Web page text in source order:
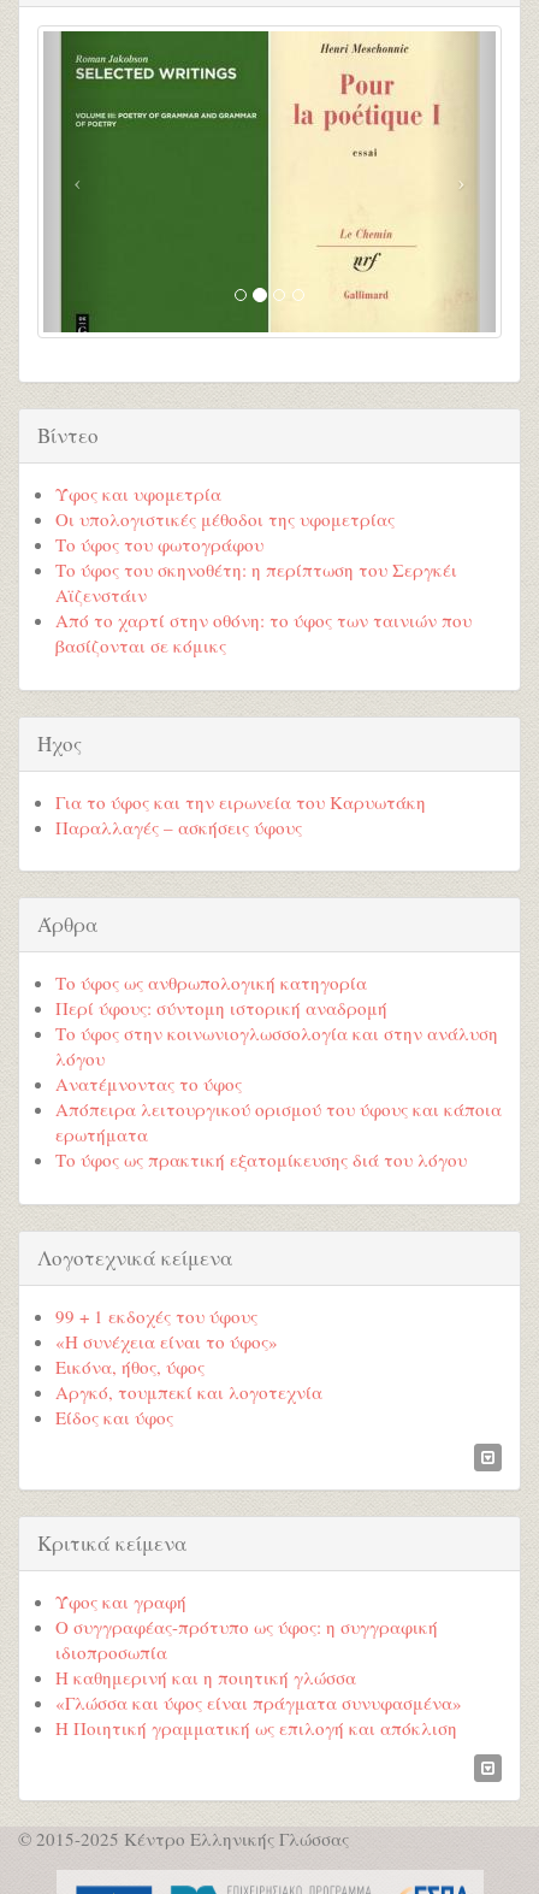
Βίντεο
Ύφος και υφομετρία
Οι υπολογιστικές μέθοδοι της υφομετρίας
Το ύφος του φωτογράφου
Το ύφος του σκηνοθέτη: η περίπτωση του Σεργκέι
Αϊζενστάιν
Από το χαρτί στην οθόνη: το ύφος των ταινιών που
βασίζονται σε κόμικς
Ήχος
Για το ύφος και την ειρωνεία του Καρυωτάκη
Παραλλαγές – ασκήσεις ύφους
Άρθρα
Το ύφος ως ανθρωπολογική κατηγορία
Περί ύφους: σύντομη ιστορική αναδρομή
Το ύφος στην κοινωνιογλωσσολογία και στην ανάλυση
λόγου
Ανατέμνοντας το ύφος
Απόπειρα λειτουργικού ορισμού του ύφους και κάποια
ερωτήματα
Το ύφος ως πρακτική εξατομίκευσης διά του λόγου
Λογοτεχνικά κείμενα
99 + 1 εκδοχές του ύφους
«Η συνέχεια είναι το ύφος»
Εικόνα, ήθος, ύφος
Αργκό, τουμπεκί και λογοτεχνία
Είδος και ύφος
Κριτικά κείμενα
Ύφος και γραφή
Ο συγγραφέας-πρότυπο ως ύφος: η συγγραφική
ιδιοπροσωπία
Η καθημερινή και η ποιητική γλώσσα
«Γλώσσα και ύφος είναι πράγματα συνυφασμένα»
Η Ποιητική γραμματική ως επιλογή και απόκλιση
© 2015-2025 Κέντρο Ελληνικής Γλώσσας